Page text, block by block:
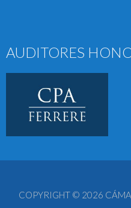
AUDITORES
COPYRIGHT © 2026